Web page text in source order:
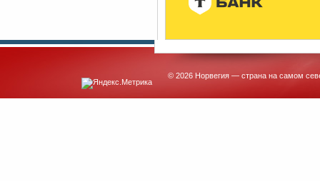
© 2026 Норвегия — страна на самом